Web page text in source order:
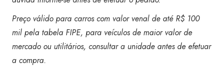
Preço válido para carros com valor venal de até R$ 100
mil pela tabela FIPE, para veículos de maior valor de
mercado ou utilitários, consultar a unidade antes de efetuar
a compra.